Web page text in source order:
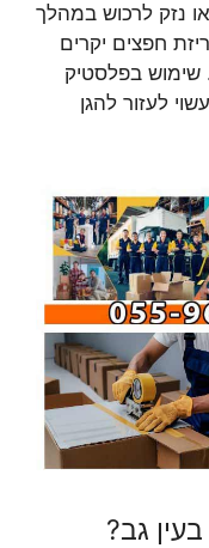
נזק לרכוש במהלך
חפצים יקרים
שימוש בפלסטיק
לעזור להגן
גב?